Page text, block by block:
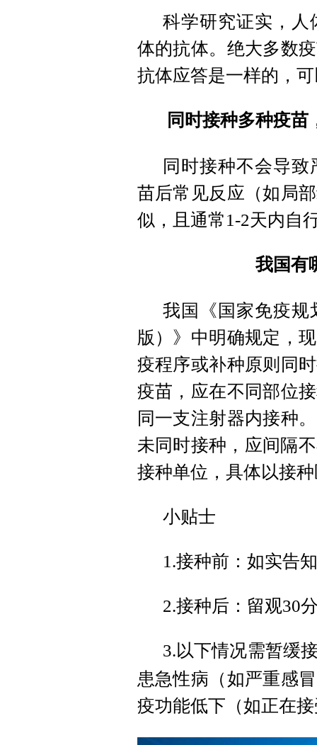
科学研究证实，人
体的抗体。绝大多数
抗体应答是一样的，
同时接种多种疫
同时接种不会导
苗后常见反应（如局
似，且通常1-2天内自
我国有
我国《国家免疫规
版）》中明确规定，
疫程序或补种原则同
疫苗，应在不同部位
同一支注射器内接种。
未同时接种，应间隔
接种单位，具体以接
小贴士
1.接种前：如实告
2.接种后：留观30
3.以下情况需暂缓
患急性病（如严重感
疫功能低下（如正在